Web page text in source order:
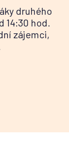
druhého
14:30 hod.
zájemci,